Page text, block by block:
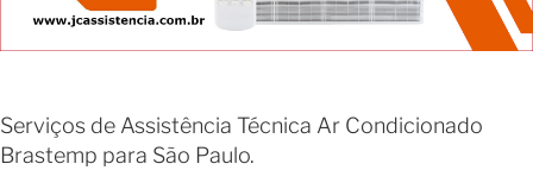
Serviços de Assistência Técnica Ar Condicionado
Brastemp para São Paulo.